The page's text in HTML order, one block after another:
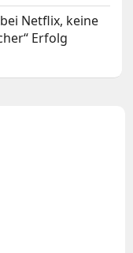
Netflix, keine
Erfolg